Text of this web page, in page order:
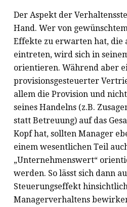
Der Aspekt der
Hand. Wer von
Effekte zu erwarten hat, die
eintreten, wird sich in
orientieren. Während aber
provisionsgesteuerter
allem die Provision und
seines Handelns (z.B.
statt Betreuung) auf das
Kopf hat, sollten Manager
einem wesentlichen Teil
„Unternehmenswert“
werden. So lässt sich dann
Steuerungseffekt
Managerverhaltens